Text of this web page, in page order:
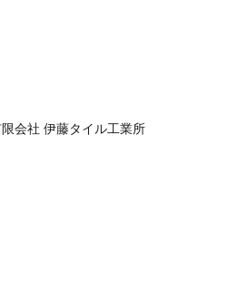
会社 伊藤タイル工業所